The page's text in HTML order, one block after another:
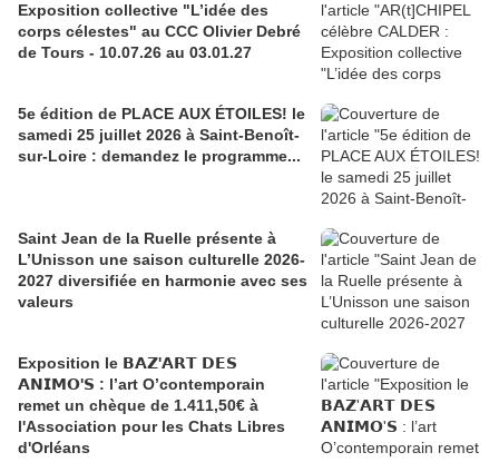
Exposition collective "L’idée des
corps célestes" au CCC Olivier Debré
de Tours - 10.07.26 au 03.01.27
5e édition de PLACE AUX ÉTOILES! le
samedi 25 juillet 2026 à Saint-Benoît-
sur-Loire : demandez le programme...
Saint Jean de la Ruelle présente à
L’Unisson une saison culturelle 2026-
2027 diversifiée en harmonie avec ses
valeurs
Exposition le 𝗕𝗔𝗭'𝗔𝗥𝗧 𝗗𝗘𝗦
𝗔𝗡𝗜𝗠𝗢'𝗦 : l’art O’contemporain
remet un chèque de 1.411,50€ à
l'Association pour les Chats Libres
d'Orléans